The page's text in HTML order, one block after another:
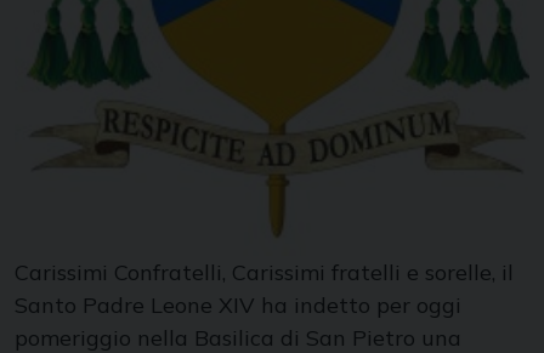
Carissimi Confratelli, Carissimi fratelli e sorelle, il
Santo Padre Leone XIV ha indetto per oggi
pomeriggio nella Basilica di San Pietro una